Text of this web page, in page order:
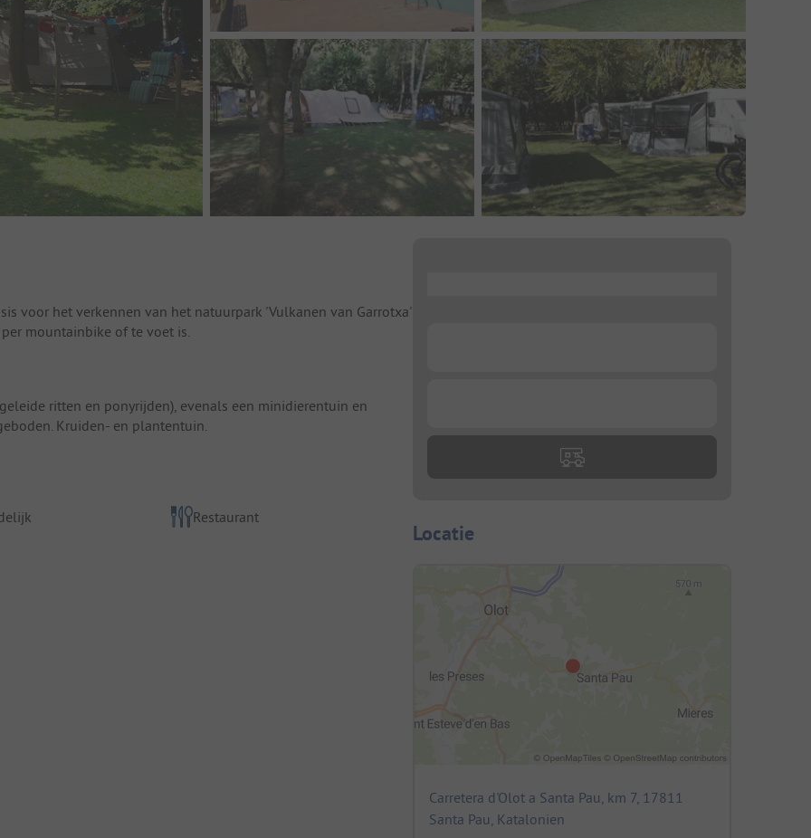
voor het verkennen van het natuurpark 'Vulkanen van Garrotxa'
mountainbike of te voet is.
ritten en ponyrijden), evenals een minidierentuin en
Kruiden- en plantentuin.
Restaurant
Locatie
Carretera d'Olot a Santa Pau, km 7, 17811
Santa Pau, Katalonien